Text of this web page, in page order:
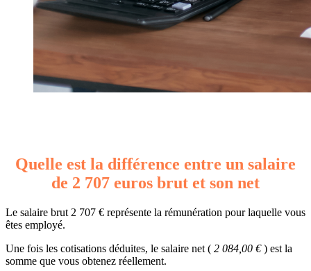
Quelle est la différence entre un salaire
de 2 707 euros brut et son net
Le salaire brut 2 707 € représente la rémunération pour laquelle vous
êtes employé.
Une fois les cotisations déduites, le salaire net ( 2 084,00 €) est la
somme que vous obtenez réellement.